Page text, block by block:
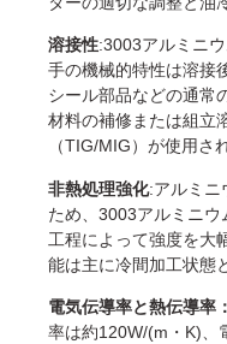
溶接性:3003アルミニ
手の機械的特性は溶接
シール部品などの通常
材料の補修または組立
（TIG/MIG）が使用さ
非熱処理強化:アルミニ
ため、3003アルミニ
工程によって強度を大
能は主に冷間加工状態
電気伝導率と熱伝導率：
率は約120W/(m・K)、